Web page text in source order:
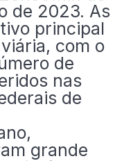
de 2023. As
principal
com o
de
nas
de
grande